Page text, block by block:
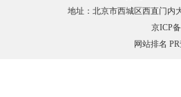
地址：北京市西城区西直门内
京ICP
网站排名